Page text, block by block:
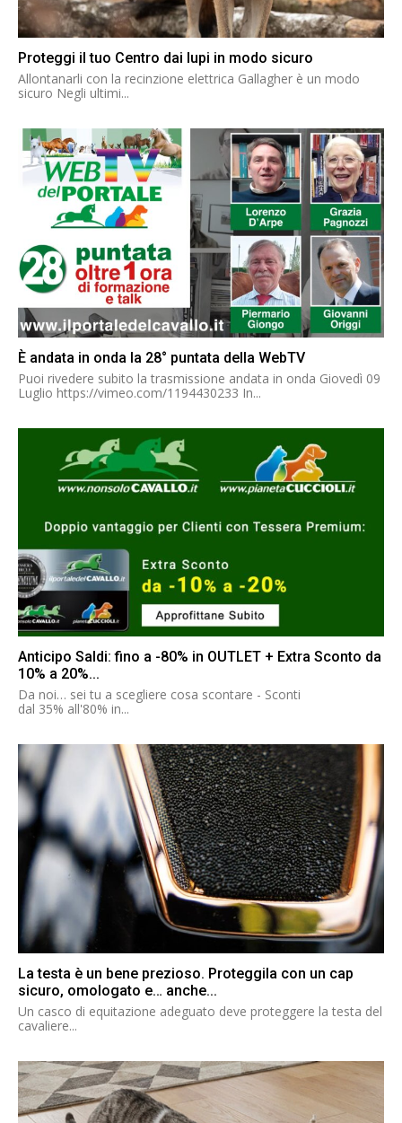
Proteggi il tuo Centro dai lupi in modo sicuro
Allontanarli con la recinzione elettrica Gallagher è un modo
sicuro Negli ultimi...
È andata in onda la 28° puntata della WebTV
Puoi rivedere subito la trasmissione andata in onda Giovedì 09
Luglio https://vimeo.com/1194430233 In...
Anticipo Saldi: fino a -80% in OUTLET + Extra Sconto da
10% a 20%...
Da noi… sei tu a scegliere cosa scontare - Sconti
dal 35% all'80% in...
La testa è un bene prezioso. Proteggila con un cap
sicuro, omologato e… anche...
Un casco di equitazione adeguato deve proteggere la testa del
cavaliere...